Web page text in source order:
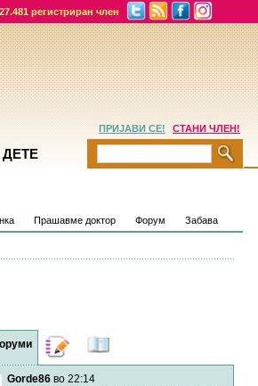
регистриран член
Прашавме доктор Форум Забава
Дневници
Gorde86во 22:14
ПРИЈАВИ СЕ! СТАНИ ЧЛЕН!
ДЕТЕ